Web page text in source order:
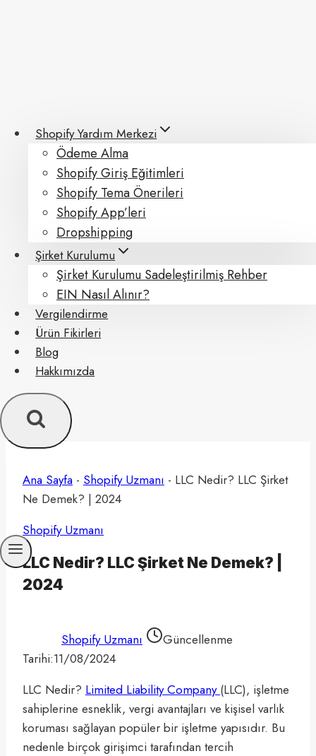
Shopify Yardım Merkezi
Ödeme Alma
Shopify Giriş Eğitimleri
Shopify Tema Önerileri
Shopify App’leri
Dropshipping
Şirket Kurulumu
Şirket Kurulumu Sadeleştirilmiş Rehber
EIN Nasıl Alınır?
Vergilendirme
Ürün Fikirleri
Blog
Hakkımızda
Ana Sayfa - Shopify Uzmanı - LLC Nedir? LLC Şirket
Ne Demek? | 2024
Shopify Uzmanı
LLC Nedir? LLC Şirket Ne Demek? |
2024
Shopify Uzmanı
Güncellenme
Tarihi:11/08/2024
LLC Nedir? Limited Liability Company (LLC), işletme
sahiplerine esneklik, vergi avantajları ve kişisel varlık
koruması sağlayan popüler bir işletme yapısıdır. Bu
nedenle birçok girişimci tarafından tercih